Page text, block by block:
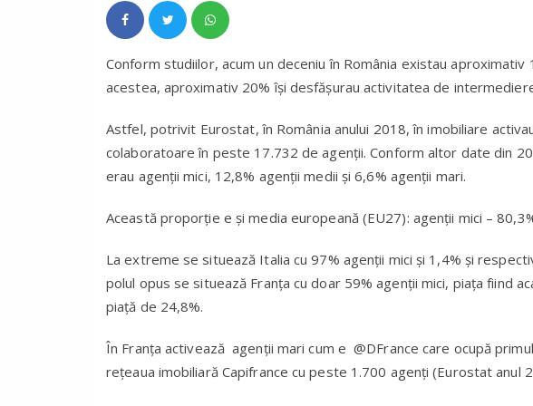
Conform studiilor, acum un deceniu în România existau
acestea, aproximativ 20% își desfășurau activitatea de
Astfel, potrivit Eurostat, în România anului 2018, în imobiliare
colaboratoare în peste 17.732 de agenții. Conform altor date din
erau agenții mici, 12,8% agenții medii și 6,6% agenții mari.
Această proporție e și media europeană (EU27): agenții mici –
La extreme se situează Italia cu 97% agenții mici și 1,4% și
polul opus se situează Franța cu doar 59% agenții mici, piața fiind
piață de 24,8%.
În Franța activează agenții mari cum e @DFrance care ocupă
rețeaua imobiliară Capifrance cu peste 1.700 agenți (Eurostat anul